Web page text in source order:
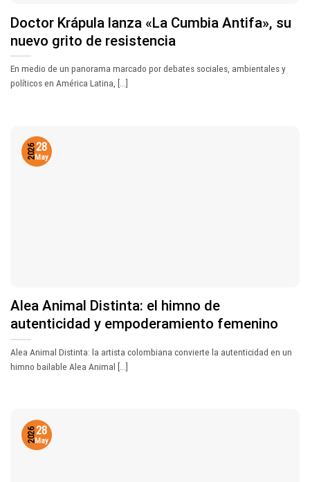
Doctor Krápula lanza «La Cumbia Antifa», su
nuevo grito de resistencia
En medio de un panorama marcado por debates sociales, ambientales y
políticos en América Latina, [...]
Alea Animal Distinta: el himno de
autenticidad y empoderamiento femenino
Alea Animal Distinta: la artista colombiana convierte la autenticidad en un
himno bailable Alea Animal [...]
28
May
2026
28
May
2026